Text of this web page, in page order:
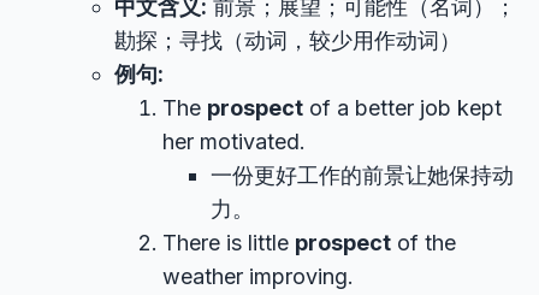
中文含义: 前景；展望；可能性（名词）；
勘探；寻找（动词，较少用作动词）
例句:
The prospect of a better job kept
her motivated.
一份更好工作的前景让她保持动
力。
There is little prospect of the
weather improving.